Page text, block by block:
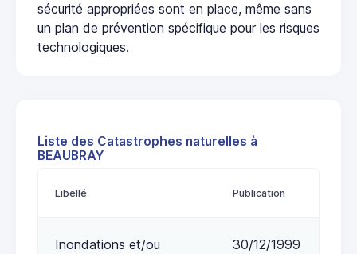
sécurité appropriées sont en place, même sans
un plan de prévention spécifique pour les risques
technologiques.
Liste des Catastrophes naturelles à
BEAUBRAY
Libellé Publication
Inondations et/ou
30/12/1999